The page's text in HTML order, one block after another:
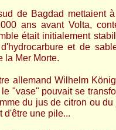
de Bagdad mettaient
ans avant Volta,
était initialement
et de
la Mer Morte.
allemand Wilhelm
"vase" pouvait se
du jus de citron ou
d'être une pile...